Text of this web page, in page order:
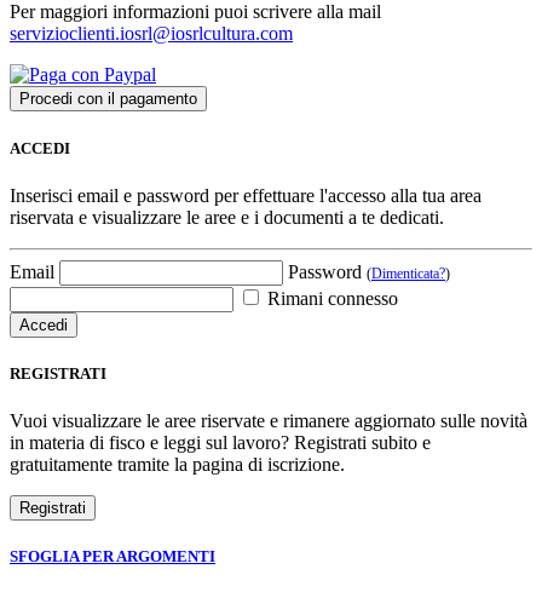
Per maggiori informazioni puoi scrivere alla mail
servizioclienti.iosrl@iosrlcultura.com
ACCEDI
Inserisci email e password per effettuare l'accesso alla tua area
riservata e visualizzare le aree e i documenti a te dedicati.
Email Password (Dimenticata?)
Rimani connesso
REGISTRATI
Vuoi visualizzare le aree riservate e rimanere aggiornato sulle novità
in materia di fisco e leggi sul lavoro? Registrati subito e
gratuitamente tramite la pagina di iscrizione.
SFOGLIA PER ARGOMENTI